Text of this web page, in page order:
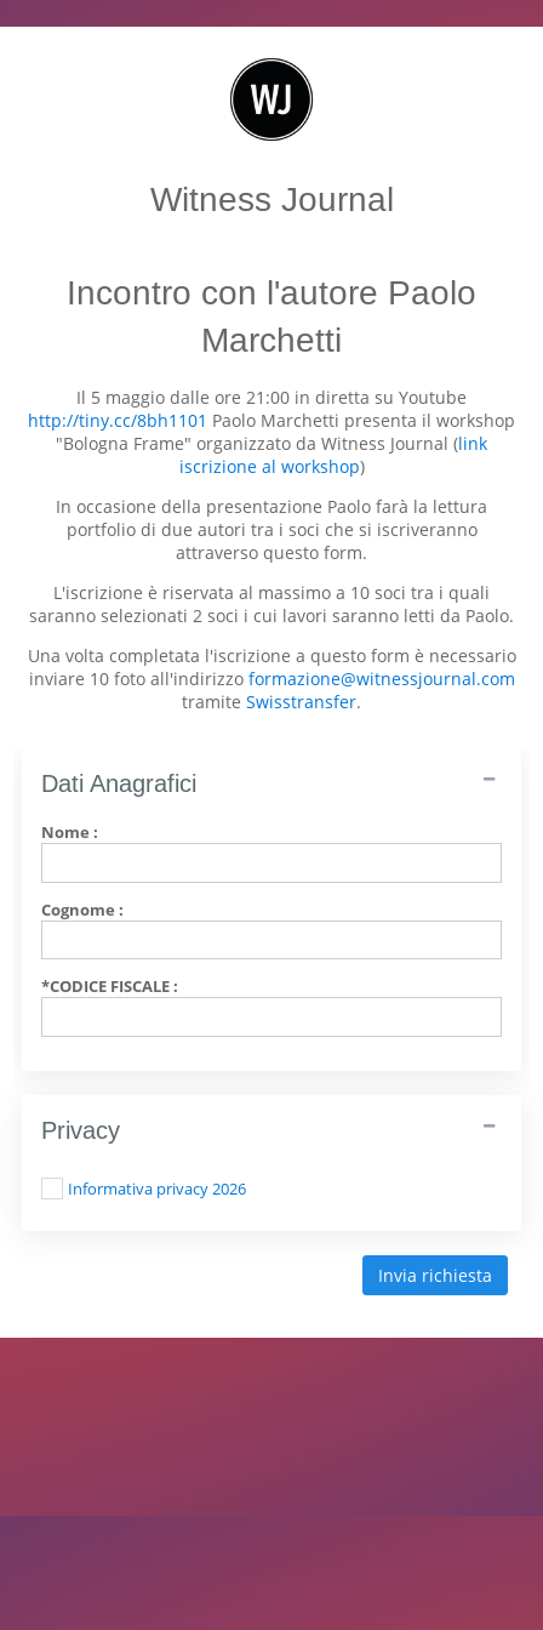
Witness Journal
Incontro con l'autore Paolo
Marchetti
Il 5 maggio dalle ore 21:00 in diretta su Youtube
http://tiny.cc/8bh1101 Paolo Marchetti presenta il workshop
"Bologna Frame" organizzato da Witness Journal (link
iscrizione al workshop)
In occasione della presentazione Paolo farà la lettura
portfolio di due autori tra i soci che si iscriveranno
attraverso questo form.
L'iscrizione è riservata al massimo a 10 soci tra i quali
saranno selezionati 2 soci i cui lavori saranno letti da Paolo.
Una volta completata l'iscrizione a questo form è necessario
inviare 10 foto all'indirizzo formazione@witnessjournal.com
tramite Swisstransfer.
Dati Anagrafici
Nome :
Cognome :
*CODICE FISCALE :
Privacy
Informativa privacy 2026
Invia richiesta